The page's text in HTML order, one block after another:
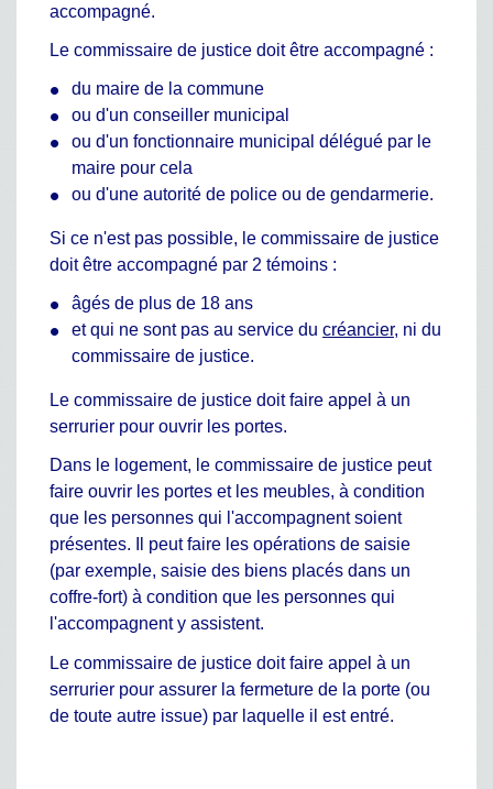
accompagné.
Le commissaire de justice doit être accompagné :
du maire de la commune
ou d'un conseiller municipal
ou d'un fonctionnaire municipal délégué par le
maire pour cela
ou d'une autorité de police ou de gendarmerie.
Si ce n'est pas possible, le commissaire de justice
doit être accompagné par 2 témoins :
âgés de plus de 18 ans
et qui ne sont pas au service du créancier, ni du
commissaire de justice.
Le commissaire de justice doit faire appel à un
serrurier pour ouvrir les portes.
Dans le logement, le commissaire de justice peut
faire ouvrir les portes et les meubles, à condition
que les personnes qui l'accompagnent soient
présentes. Il peut faire les opérations de saisie
(par exemple, saisie des biens placés dans un
coffre-fort) à condition que les personnes qui
l'accompagnent y assistent.
Le commissaire de justice doit faire appel à un
serrurier pour assurer la fermeture de la porte (ou
de toute autre issue) par laquelle il est entré.